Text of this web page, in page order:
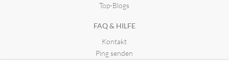
Top-Blogs
FAQ & HILFE
Kontakt
Ping senden